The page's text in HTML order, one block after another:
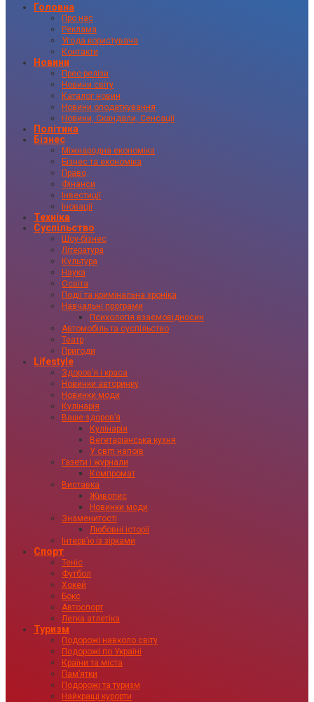
Головна
Про нас
Реклама
Угода користувача
Контакти
Новини
Прес-релізи
Новини світу
Каталог новин
Новини оподаткування
Новини, Скандали, Сенсації
Політика
Бізнес
Міжнародна економіка
Бізнес та економіка
Право
Фінанси
Інвестиції
Іновації
Техніка
Суспільство
Шоу-бізнес
Література
Культура
Наука
Освіта
Події та кримінальна хроніка
Навчальні програми
Психологія взаємовідносин
Автомобіль та суспільство
Театр
Пригоди
Lifestyle
Здоровʼя і краса
Новинки авторинку
Новинки моди
Кулінарія
Ваше здоровʼя
Кулінарія
Вегетаріанська кухня
У світі напоїв
Газети і журнали
Компромат
Виставка
Живопис
Новинки моди
Знаменитості
Любовні історії
Інтервʼю із зірками
Спорт
Теніс
Футбол
Хокей
Бокс
Автоспорт
Легка атлетіка
Туризм
Подорожі навколо світу
Подорожі по Україні
Країни та міста
Пам’ятки
Подорожі та туризм
Найкращі курорти